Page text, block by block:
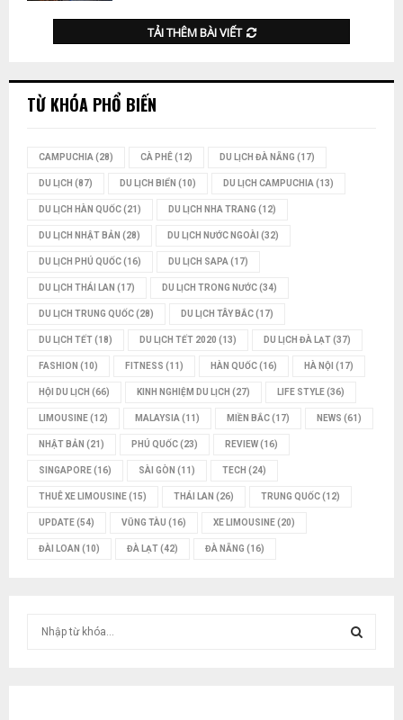
TẢI THÊM BÀI VIẾT
TỪ KHÓA PHỔ BIẾN
CAMPUCHIA (28) CÀ PHÊ(12) DU LỊCH ĐÀ NẴNG (17)
DU LỊCH (87) DU LỊCH BIỂN (10) DU LỊCH CAMPUCHIA (13)
DU LỊCH HÀN QUỐC(21) DU LỊCH NHA TRANG (12)
DU LỊCH NHẬT BẢN (28) DU LỊCH NƯỚC NGOÀI (32)
DU LỊCH PHÚ QUỐC(16) DU LỊCH SAPA (17)
DU LỊCH THÁI LAN (17) DU LỊCH TRONG NƯỚC(34)
DU LỊCH TRUNG QUỐC(28) DU LỊCH TÂY BẮC(17)
DU LỊCH TẾT(18) DU LỊCH TẾT 2020 (13) DU LỊCH ĐÀ LẠT(37)
FASHION (10) FITNESS (11) HÀN QUỐC(16) HÀ NỘI (17)
HỘI DU LỊCH (66) KINH NGHIỆM DU LỊCH (27) LIFE STYLE(36)
LIMOUSINE(12) MALAYSIA (11) MIỀN BẮC(17) NEWS (61)
NHẬT BẢN (21) PHÚ QUỐC(23) REVIEW(16)
SINGAPORE(16) SÀI GÒN (11) TECH (24)
THUÊ XE LIMOUSINE(15) THÁI LAN (26) TRUNG QUỐC(12)
UPDATE(54) VŨNG TÀU (16) XE LIMOUSINE(20)
ĐÀI LOAN (10) ĐÀ LẠT(42) ĐÀ NẴNG (16)